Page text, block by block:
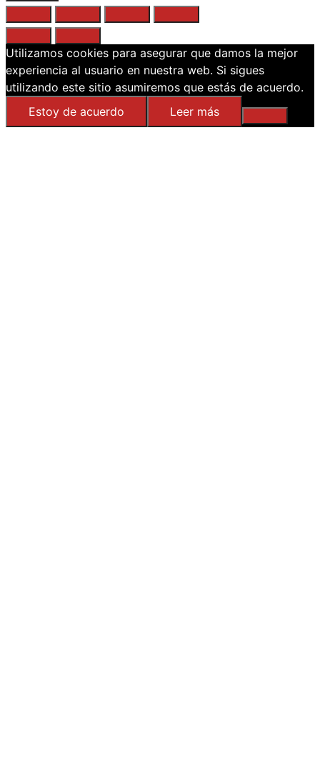
Utilizamos cookies para asegurar que damos la mejor
experiencia al usuario en nuestra web. Si sigues
utilizando este sitio asumiremos que estás de acuerdo.
Estoy de acuerdo
Leer más